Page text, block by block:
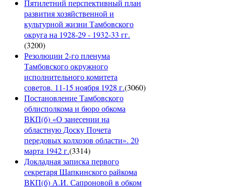
Пятилетний перспективный план
развития хозяйственной и
культурной жизни Тамбовского
округа на 1928-29 - 1932-33 гг.
(3200)
Резолюции 2-го пленума
Тамбовского окружного
исполнительного комитета
советов. 11-15 ноября 1928 г.(3060)
Постановление Тамбовского
облисполкома и бюро обкома
ВКП(б) «О занесении на
областную Доску Почета
передовых колхозов области». 20
марта 1942 г.(3314)
Докладная записка первого
секретаря Шапкинского райкома
ВКП(б) А.И. Сапроновой в обком